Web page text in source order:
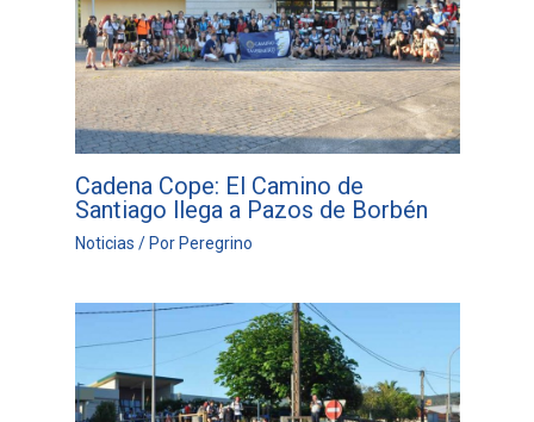
Cadena Cope: El Camino de
Santiago llega a Pazos de Borbén
Noticias / Por Peregrino